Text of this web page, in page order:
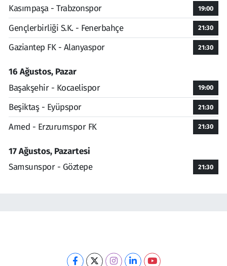
Kasımpaşa - Trabzonspor 19:00
Gençlerbirliği S.K. - Fenerbahçe 21:30
Gaziantep FK - Alanyaspor 21:30
16 Ağustos, Pazar
Başakşehir - Kocaelispor
19:00
Beşiktaş - Eyüpspor 21:30
Amed - Erzurumspor FK 21:30
17 Ağustos, Pazartesi
Samsunspor - Göztepe
21:30